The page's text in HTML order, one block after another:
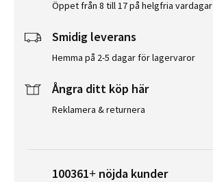
Öppet från 8 till 17 på helgfria vardagar
Smidig leverans
Hemma på 2-5 dagar för lagervaror
Ångra ditt köp här
Reklamera & returnera
100361+ nöjda kunder